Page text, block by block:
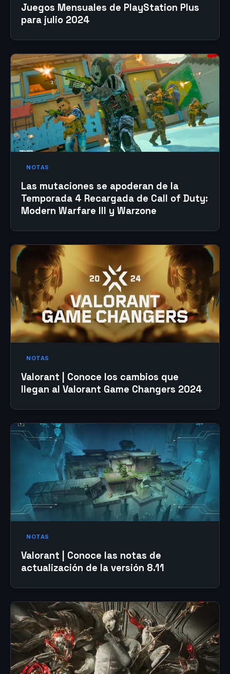
Juegos Mensuales de PlayStation Plus
para julio 2024
NOTAS
Las mutaciones se apoderan de la
Temporada 4 Recargada de Call of Duty:
Modern Warfare III y Warzone
NOTAS
Valorant | Conoce los cambios que
llegan al Valorant Game Changers 2024
NOTAS
Valorant | Conoce las notas de
actualización de la versión 8.11